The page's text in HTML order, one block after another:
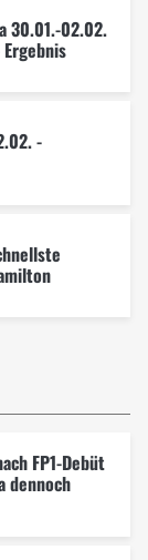
30.01.-02.02.
-
FP1-Debüt
dennoch